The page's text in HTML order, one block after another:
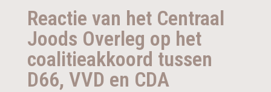
Reactie van het Centraal
Joods Overleg op het
coalitieakkoord tussen
D66, VVD en CDA